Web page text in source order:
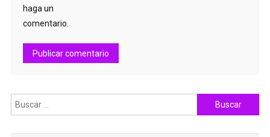
haga un
comentario.
Buscar: